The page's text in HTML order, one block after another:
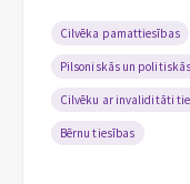
Cilvēka pamattiesības
Pilsoniskās un
Cilvēku ar invaliditāti
Bērnu tiesības